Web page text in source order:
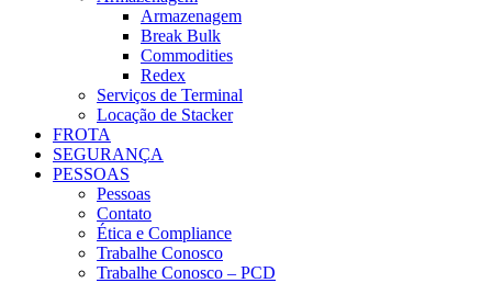
Armazenagem
Break Bulk
Commodities
Redex
Serviços de Terminal
Locação de Stacker
FROTA
SEGURANÇA
PESSOAS
Pessoas
Contato
Ética e Compliance
Trabalhe Conosco
Trabalhe Conosco – PCD